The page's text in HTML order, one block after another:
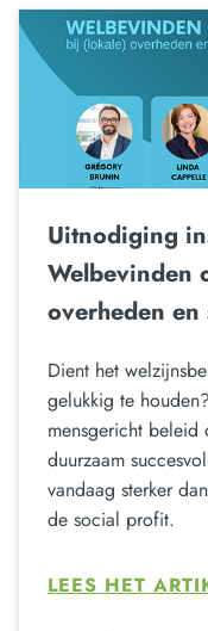
Uitnodiging
Welbevinden
overheden
Dient het
gelukkig te
mensgericht
duurzaam
vandaag sterker
de social profit.
LEES HET